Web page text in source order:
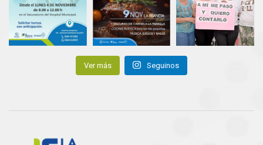
Ver más Seguinos